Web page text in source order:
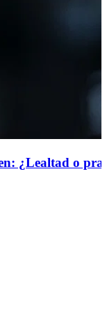
¿Lealtad o